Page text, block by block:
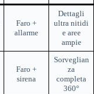
Faro +
allarme
Dettagli
ultra nitidi
e aree
ampie
Faro +
sirena
Sorveglian
za
completa
360°